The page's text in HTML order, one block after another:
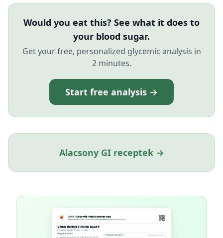
Would you eat this? See what it does to
your blood sugar.
Get your free, personalized glycemic analysis in
2 minutes.
Start free analysis →
Alacsony GI receptek →